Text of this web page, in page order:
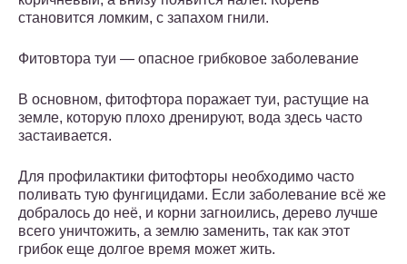
становится ломким, с запахом гнили.
Фитовтора туи — опасное грибковое заболевание
В основном, фитофтора поражает туи, растущие на
земле, которую плохо дренируют, вода здесь часто
застаивается.
Для профилактики фитофторы необходимо часто
поливать тую фунгицидами. Если заболевание всё же
добралось до неё, и корни загноились, дерево лучше
всего уничтожить, а землю заменить, так как этот
грибок еще долгое время может жить.